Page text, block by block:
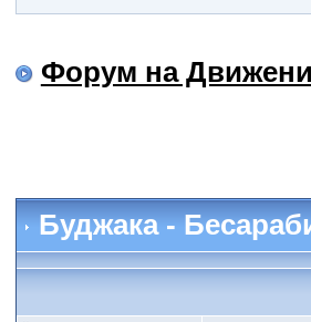
Форум на
Буджака -